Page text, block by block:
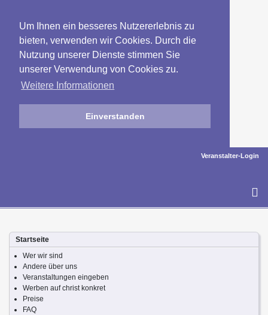
Um Ihnen ein besseres Nutzererlebnis zu
bieten, verwenden wir Cookies. Durch die
Nutzung unserer Dienste stimmen Sie
unserer Verwendung von Cookies zu.
Weitere Informationen
Einverstanden
Veranstalter-Login
Startseite
Wer wir sind
Andere über uns
Veranstaltungen eingeben
Werben auf christ konkret
Preise
FAQ